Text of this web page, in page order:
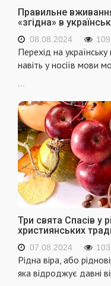
Правильне
«згідна» в
08.08.2024
Перехід на
навіть у носіїв мови
Три свята Спасів у
християнських
07.08.2024
Рідна віра, або
яка відроджує давні